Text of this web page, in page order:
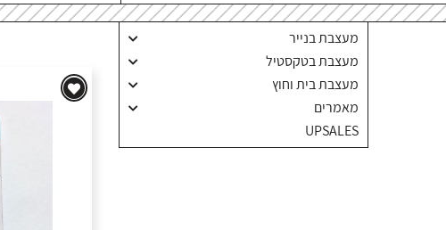
מעצבת בנייר
מעצבת בטקסטיל
מעצבת בית וחוץ
מאמרים
UPSALES